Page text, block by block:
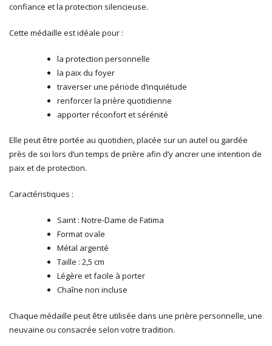
confiance et la protection silencieuse.
Cette médaille est idéale pour :
la protection personnelle
la paix du foyer
traverser une période d’inquiétude
renforcer la prière quotidienne
apporter réconfort et sérénité
Elle peut être portée au quotidien, placée sur un autel ou gardée
près de soi lors d’un temps de prière afin d’y ancrer une intention de
paix et de protection.
Caractéristiques :
Saint : Notre-Dame de Fatima
Format ovale
Métal argenté
Taille : 2,5 cm
Légère et facile à porter
Chaîne non incluse
Chaque médaille peut être utilisée dans une prière personnelle, une
neuvaine ou consacrée selon votre tradition.